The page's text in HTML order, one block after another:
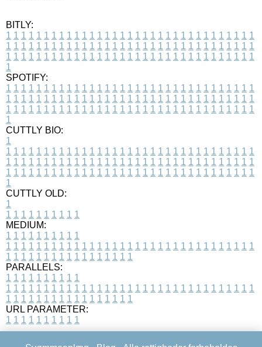
BITLY:
1 1 1 1 1 1 1 1 1 1 1 1 1 1 1 1 1 1 1 1 1 1 1 1 1 1 1 1 1 1 1 1 1
1 1 1 1 1 1 1 1 1 1 1 1 1 1 1 1 1 1 1 1 1 1 1 1 1 1 1 1 1 1 1 1 1
1 1 1 1 1 1 1 1 1 1 1 1 1 1 1 1 1 1 1 1 1 1 1 1 1 1 1 1 1 1 1 1 1
1
SPOTIFY:
1 1 1 1 1 1 1 1 1 1 1 1 1 1 1 1 1 1 1 1 1 1 1 1 1 1 1 1 1 1 1 1 1
1 1 1 1 1 1 1 1 1 1 1 1 1 1 1 1 1 1 1 1 1 1 1 1 1 1 1 1 1 1 1 1 1
1 1 1 1 1 1 1 1 1 1 1 1 1 1 1 1 1 1 1 1 1 1 1 1 1 1 1 1 1 1 1 1 1
1
CUTTLY BIO:
1
1 1 1 1 1 1 1 1 1 1 1 1 1 1 1 1 1 1 1 1 1 1 1 1 1 1 1 1 1 1 1 1 1
1 1 1 1 1 1 1 1 1 1 1 1 1 1 1 1 1 1 1 1 1 1 1 1 1 1 1 1 1 1 1 1 1
1 1 1 1 1 1 1 1 1 1 1 1 1 1 1 1 1 1 1 1 1 1 1 1 1 1 1 1 1 1 1 1 1
1
CUTTLY OLD:
1
1 1 1 1 1 1 1 1 1 1
MEDIUM:
1 1 1 1 1 1 1 1 1 1
1 1 1 1 1 1 1 1 1 1 1 1 1 1 1 1 1 1 1 1 1 1 1 1 1 1 1 1 1 1 1 1 1
1 1 1 1 1 1 1 1 1 1 1 1 1 1 1 1 1
PARALLELS:
1 1 1 1 1 1 1 1 1 1
1 1 1 1 1 1 1 1 1 1 1 1 1 1 1 1 1 1 1 1 1 1 1 1 1 1 1 1 1 1 1 1 1
1 1 1 1 1 1 1 1 1 1 1 1 1 1 1 1 1
URL PARAMETER:
1 1 1 1 1 1 1 1 1 1